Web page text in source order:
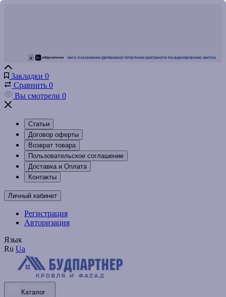
Закладки 0
Сравнить 0
Вы смотрели 0
Статьи
Договор оферты
Возврат товара
Пользовательское соглашение
Доставка и Оплата
Контакты
Личный кабинет
Регистрация
Авторизация
Язык
Ru Ua
Каталог